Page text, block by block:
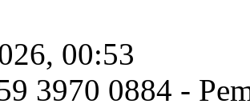
00:53
3970 0884 -